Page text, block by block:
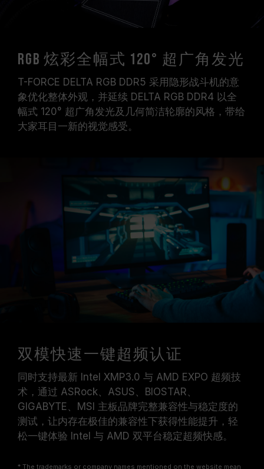
RGB 炫彩全幅式 120° 超广角发光
T-FORCE DELTA RGB DDR5 采用隐形战斗机的意
象优化整体外观，并延续 DELTA RGB DDR4 以全
幅式 120° 超广角发光及几何简洁轮廓的风格，带给
大家耳目一新的视觉感受。
双模快速一键超频认证
同时支持最新 Intel XMP3.0 与 AMD EXPO 超频技
术，通过 ASRock、ASUS、BIOSTAR、
GIGABYTE、MSI 主板品牌完整兼容性与稳定度的
测试，让内存在极佳的兼容性下获得性能提升，轻
松一键体验 Intel 与 AMD 双平台稳定超频快感。
* The trademarks or company names mentioned on the website mean